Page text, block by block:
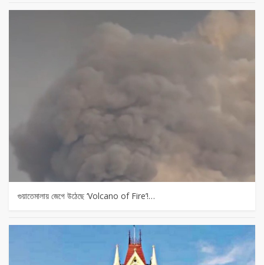
গুয়াতেমালায় জেগে উঠেছে ‘Volcano of Fire’!…